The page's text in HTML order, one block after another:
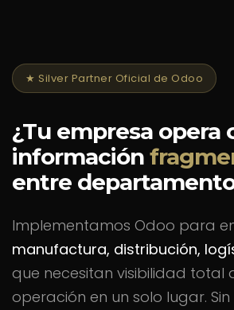
★ Silver Partner Oficial de Odoo
¿Tu empresa opera
información
entre
Implementamos Odoo para
manufactura, distribución,
que necesitan visibilidad total
operación en un solo lugar.